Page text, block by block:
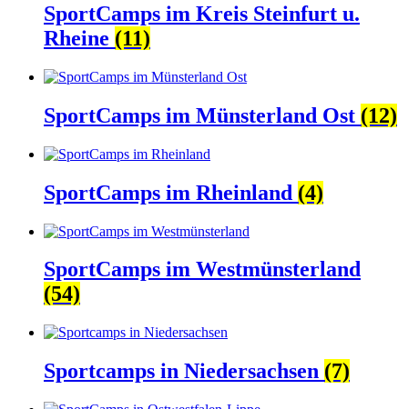
SportCamps im Kreis Steinfurt u.
Rheine (11)
SportCamps im Münsterland Ost (12)
SportCamps im Rheinland (4)
SportCamps im Westmünsterland
(54)
Sportcamps in Niedersachsen (7)